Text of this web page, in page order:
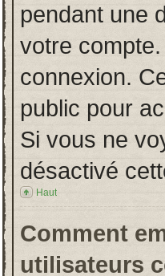
pendant une
votre
connexion.
public pour
Si vous ne
désactivé
Haut
Comment
utilisateurs